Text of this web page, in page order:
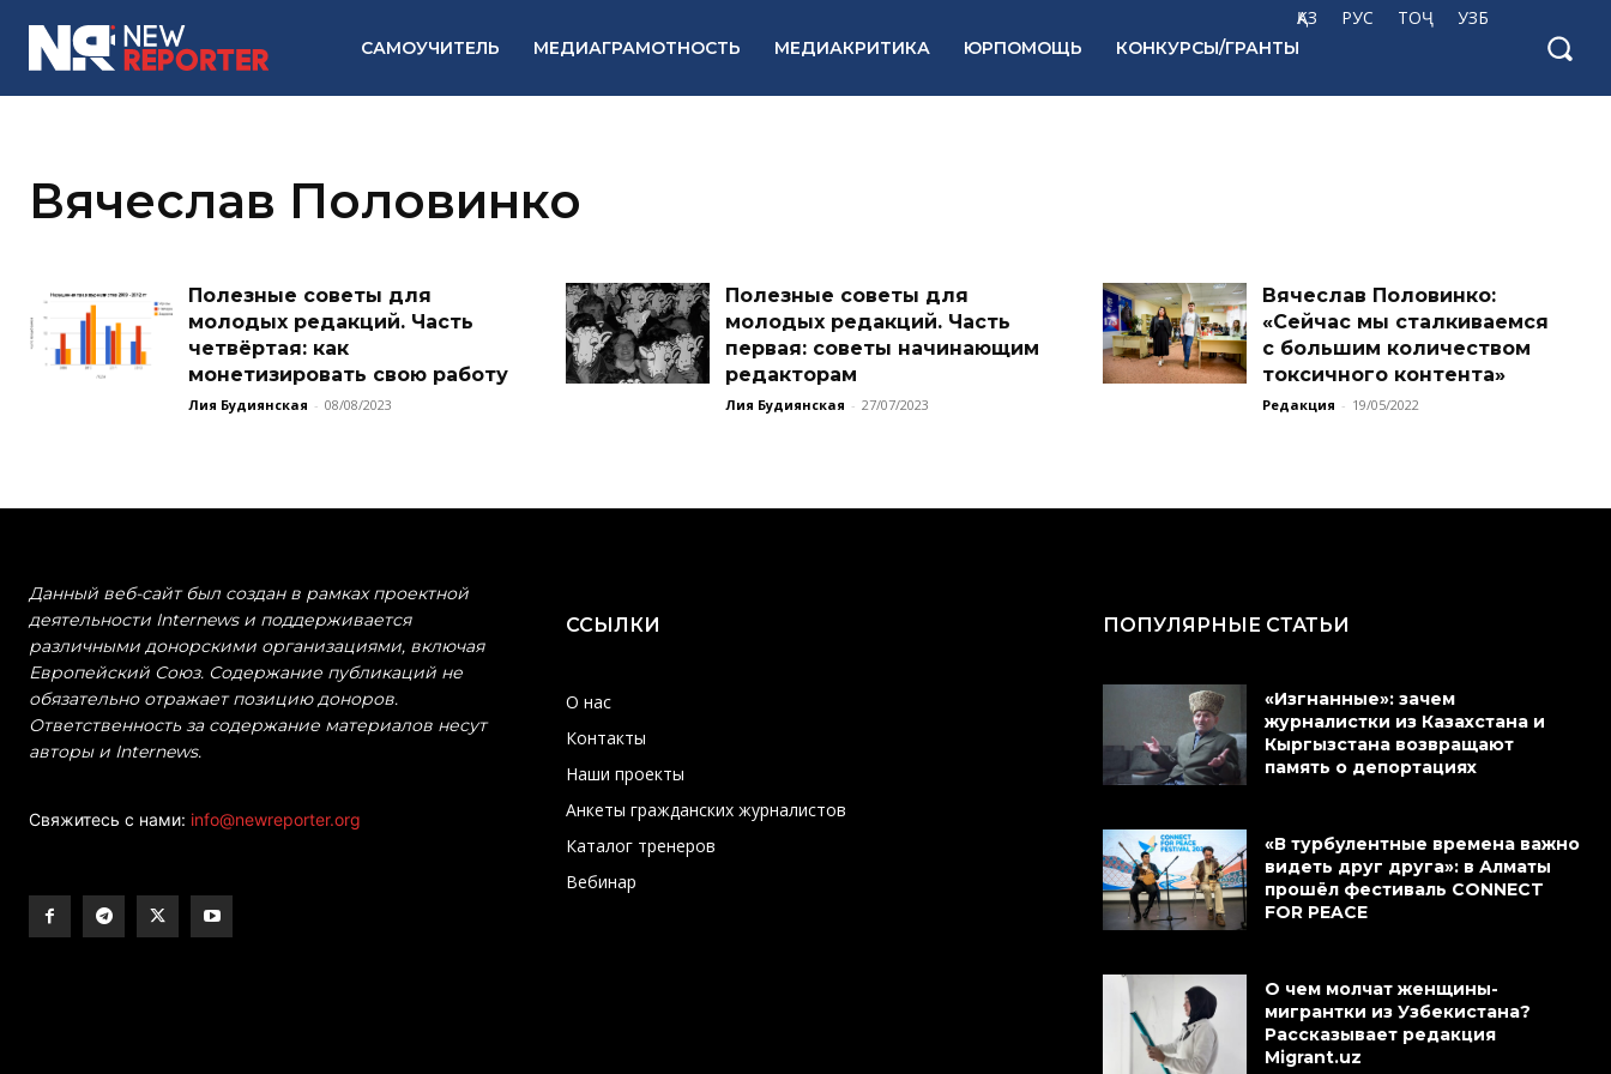
ҚАЗ РУС ТОҶ УЗБ
САМОУЧИТЕЛЬ МЕДИАГРАМОТНОСТЬ МЕДИАКРИТИКА ЮРПОМОЩЬ КОНКУРСЫ/ГРАНТЫ
Вячеслав Половинко
Полезные советы для
молодых редакций. Часть
четвёртая: как
монетизировать свою работу
Лия Будиянская - 08/08/2023
Полезные советы для
молодых редакций. Часть
первая: советы начинающим
редакторам
Лия Будиянская - 27/07/2023
Вячеслав Половинко:
«Сейчас мы сталкиваемся
с большим количеством
токсичного контента»
Редакция - 19/05/2022
Данный веб-сайт был создан в рамках проектной
деятельности Internews и поддерживается
различными донорскими организациями, включая
Европейский Союз. Содержание публикаций не
обязательно отражает позицию доноров.
Ответственность за содержание материалов несут
авторы и Internews.
Свяжитесь с нами: info@newreporter.org
ССЫЛКИ
О нас
Контакты
Наши проекты
Анкеты гражданских журналистов
Каталог тренеров
Вебинар
ПОПУЛЯРНЫЕ СТАТЬИ
«Изгнанные»: зачем
журналистки из Казахстана и
Кыргызстана возвращают
память о депортациях
«В турбулентные времена важно
видеть друг друга»: в Алматы
прошёл фестиваль CONNECT
FOR PEACE
О чем молчат женщины-
мигрантки из Узбекистана?
Рассказывает редакция
Migrant.uz